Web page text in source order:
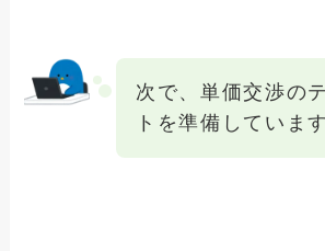
次で、単価交渉の
トを準備しています